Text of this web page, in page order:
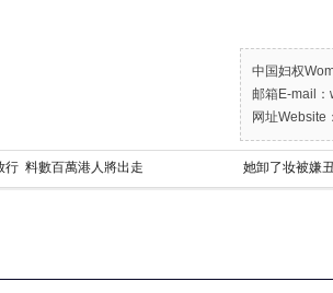
中国妇权
邮箱E-mail
网址Website
行 料數百萬港人將出走 她卸了妆被嫌